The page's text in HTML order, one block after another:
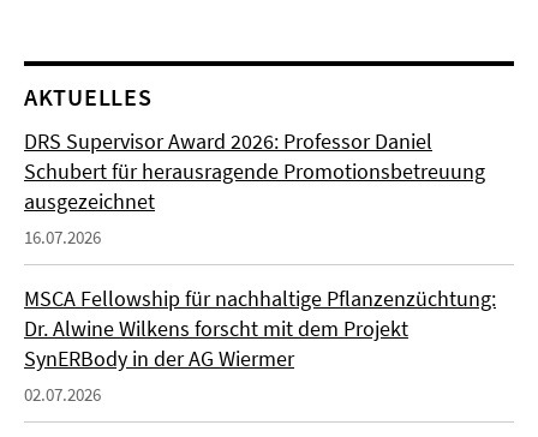
AKTUELLES
DRS Supervisor Award 2026: Professor Daniel
Schubert für herausragende Promotionsbetreuung
ausgezeichnet
16.07.2026
MSCA Fellowship für nachhaltige Pflanzenzüchtung:
Dr. Alwine Wilkens forscht mit dem Projekt
SynERBody in der AG Wiermer
02.07.2026